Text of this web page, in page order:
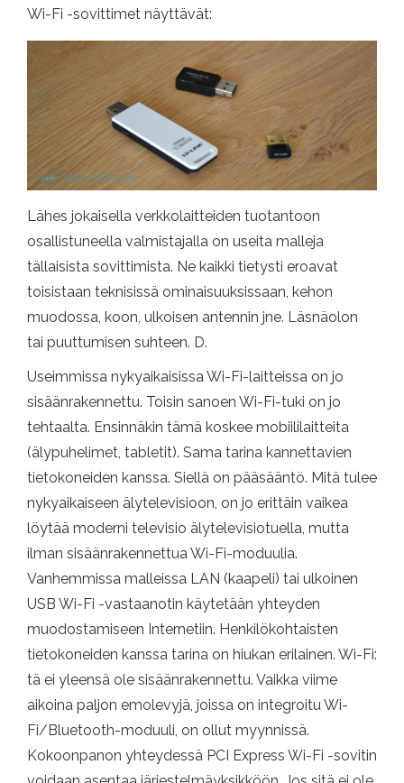
Wi-Fi -sovittimet näyttävät:
Lähes jokaisella verkkolaitteiden tuotantoon
osallistuneella valmistajalla on useita malleja
tällaisista sovittimista. Ne kaikki tietysti eroavat
toisistaan ​​teknisissä ominaisuuksissaan, kehon
muodossa, koon, ulkoisen antennin jne. Läsnäolon
tai puuttumisen suhteen. D.
Useimmissa nykyaikaisissa Wi-Fi-laitteissa on jo
sisäänrakennettu. Toisin sanoen Wi-Fi-tuki on jo
tehtaalta. Ensinnäkin tämä koskee mobiililaitteita
(älypuhelimet, tabletit). Sama tarina kannettavien
tietokoneiden kanssa. Siellä on pääsääntö. Mitä tulee
nykyaikaiseen älytelevisioon, on jo erittäin vaikea
löytää moderni televisio älytelevisiotuella, mutta
ilman sisäänrakennettua Wi-Fi-moduulia.
Vanhemmissa malleissa LAN (kaapeli) tai ulkoinen
USB Wi-Fi -vastaanotin käytetään yhteyden
muodostamiseen Internetiin. Henkilökohtaisten
tietokoneiden kanssa tarina on hiukan erilainen. Wi-Fi:
tä ei yleensä ole sisäänrakennettu. Vaikka viime
aikoina paljon emolevyjä, joissa on integroitu Wi-
Fi/Bluetooth-moduuli, on ollut myynnissä.
Kokoonpanon yhteydessä PCI Express Wi-Fi -sovitin